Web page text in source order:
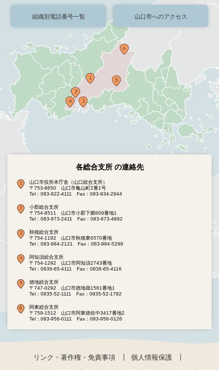
組織別電話番号一覧 山口市へのアクセス
各総合支所 の連絡先
山口市役所本庁舎（山口総合支所）
〒753-8650 山口市亀山町2番1号
Tel：083-922-4111
Fax：083-934-2944
小郡総合支所
〒754-8511 山口市小郡下郷609番地1
Tel：083-973-2411
Fax：083-973-4892
秋穂総合支所
〒754-1192 山口市秋穂東6570番地
Tel：083-984-2121
Fax：083-984-5299
阿知須総合支所
〒754-1292 山口市阿知須2743番地
Tel：0836-65-4111
Fax：0836-65-4116
徳地総合支所
〒747-0292 山口市徳地堀1561番地1
Tel：0835-52-1111
Fax：0835-52-1782
阿東総合支所
〒759-1512 山口市阿東徳佐中3417番地2
Tel：083-956-0111
Fax：083-956-0126
リンク・著作権・免責事項
個人情報保護